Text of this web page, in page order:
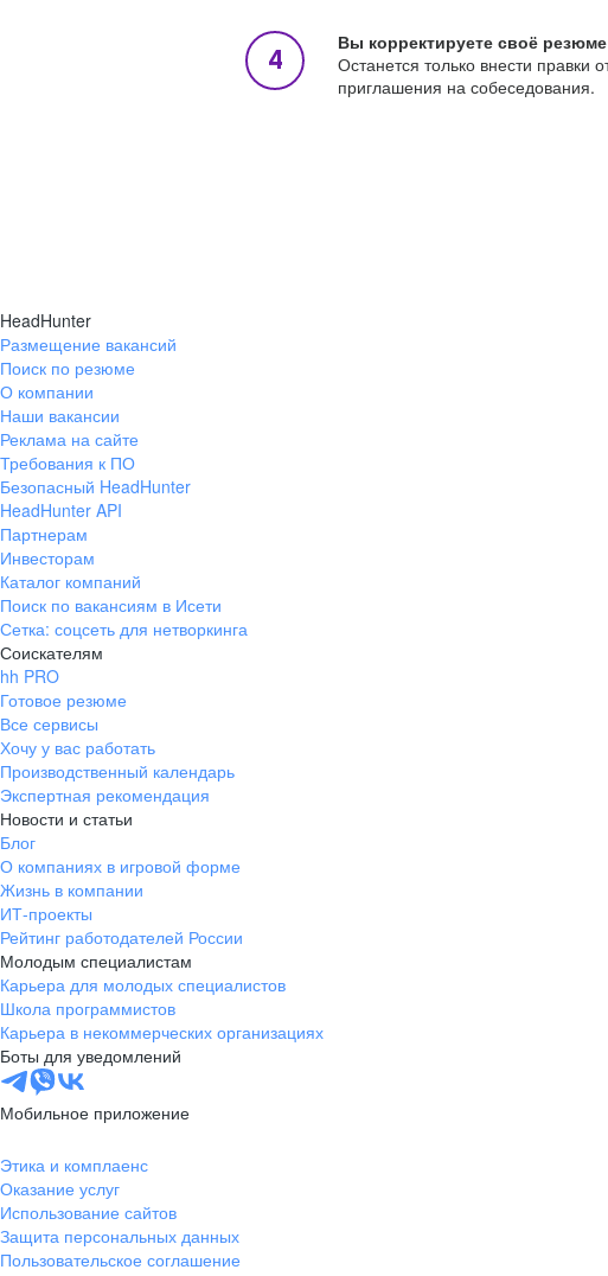
Вы корректируете своё резюме
Останется только внести правки
приглашения на собеседования.
HeadHunter
Размещение вакансий
Поиск по резюме
О компании
Наши вакансии
Реклама на сайте
Требования к ПО
Безопасный HeadHunter
HeadHunter API
Партнерам
Инвесторам
Каталог компаний
Поиск по вакансиям в Исети
Сетка: соцсеть для нетворкинга
Соискателям
hh PRO
Готовое резюме
Все сервисы
Хочу у вас работать
Производственный календарь
Экспертная рекомендация
Новости и статьи
Блог
О компаниях в игровой форме
Жизнь в компании
ИТ-проекты
Рейтинг работодателей России
Молодым специалистам
Карьера для молодых специалистов
Школа программистов
Карьера в некоммерческих организациях
Боты для уведомлений
Мобильное приложение
Этика и комплаенс
Оказание услуг
Использование сайтов
Защита персональных данных
Пользовательское соглашение